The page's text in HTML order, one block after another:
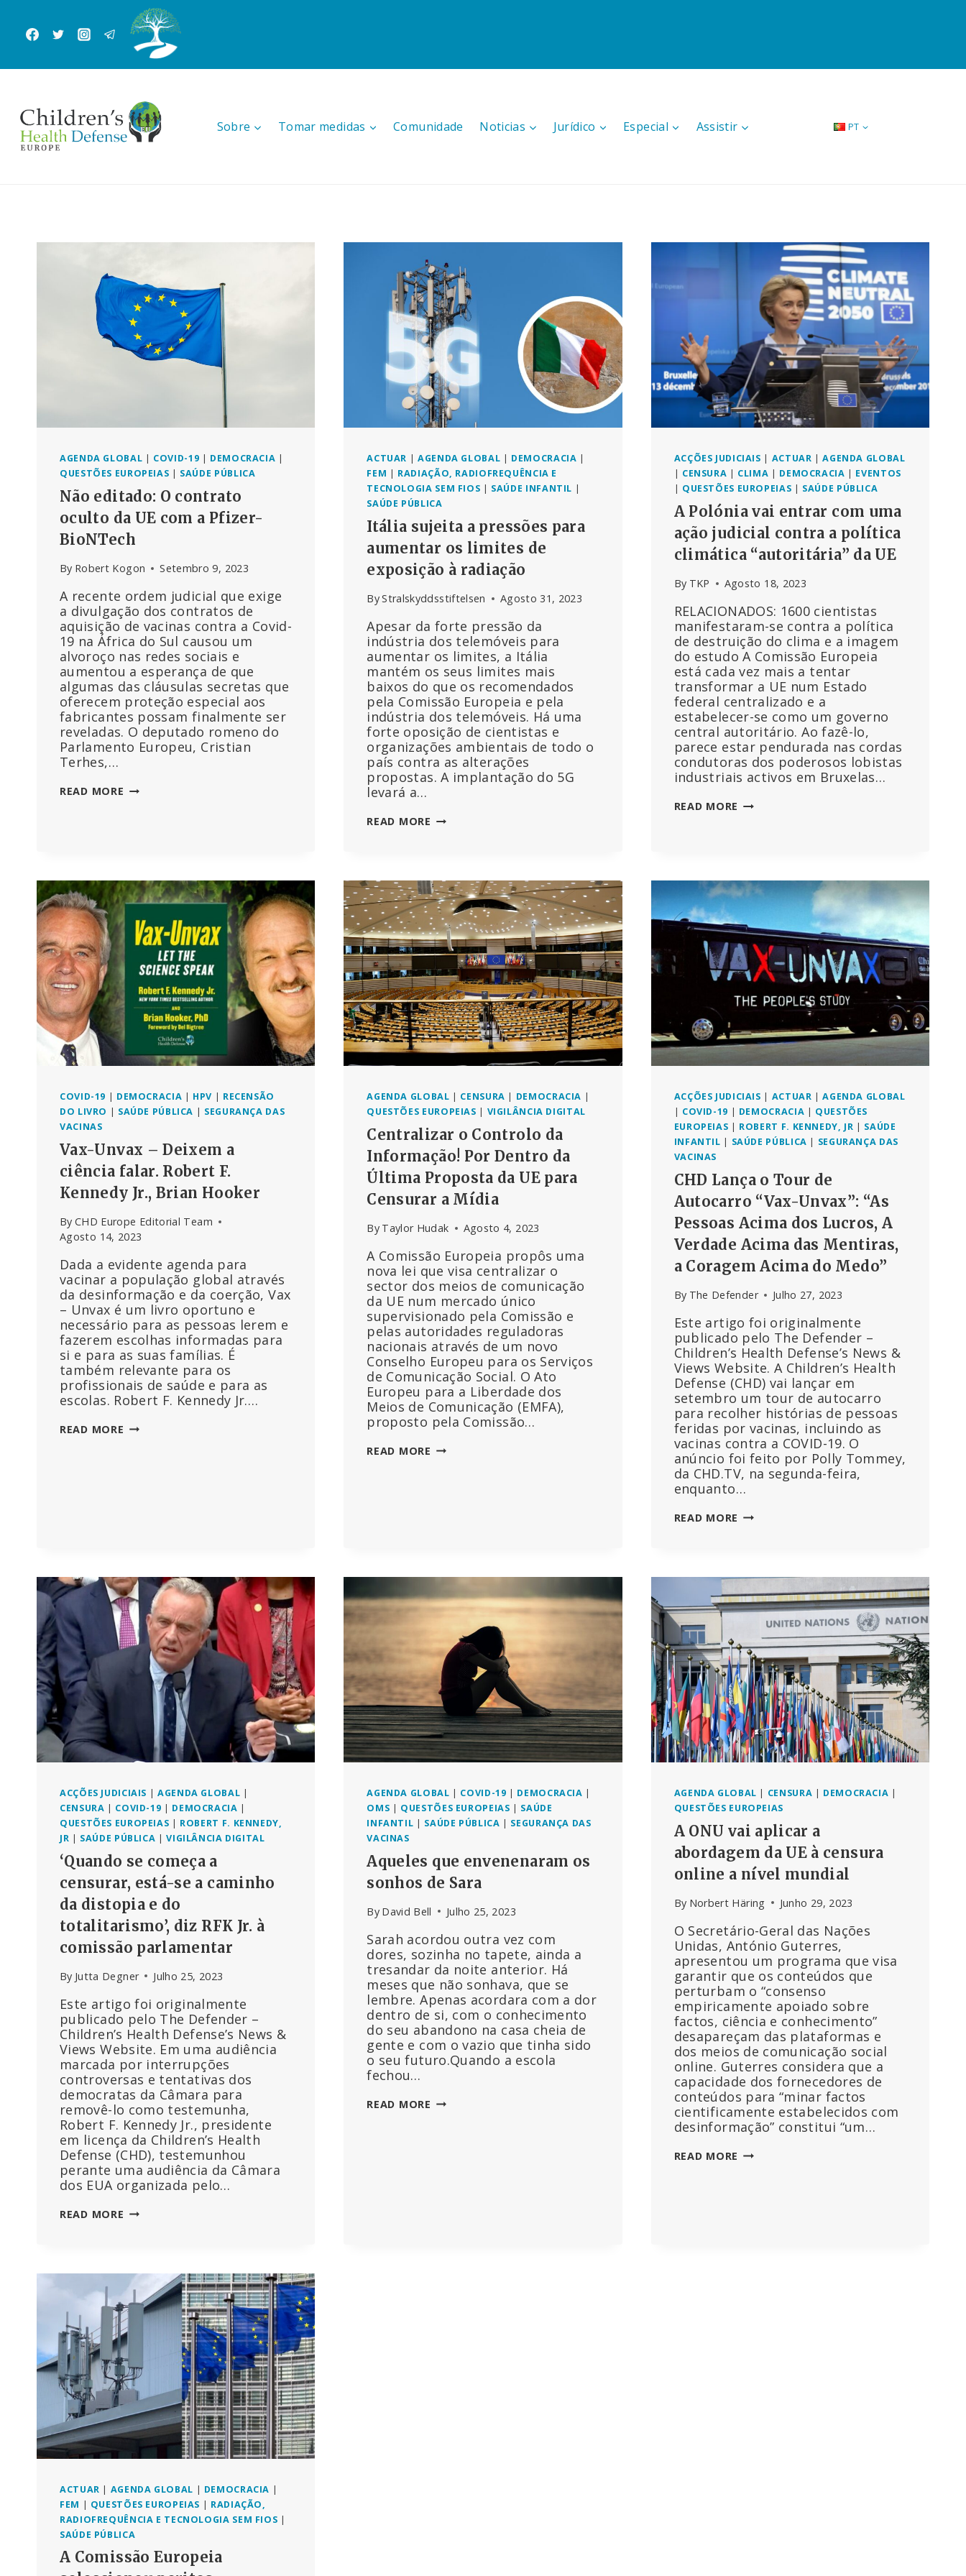
content
Sobre Tomar medidas Comunidade Noticias Jurídico Especial Assistir PT
AGENDA GLOBAL | COVID-19 | DEMOCRACIA |
QUESTÕES EUROPEIAS | SAÚDE PÚBLICA
Não editado: O contrato
oculto da UE com a Pfizer-
BioNTech
By Robert Kogon Setembro 9, 2023
A recente ordem judicial que exige
a divulgação dos contratos de
aquisição de vacinas contra a Covid-
19 na África do Sul causou um
alvoroço nas redes sociais e
aumentou a esperança de que
algumas das cláusulas secretas que
oferecem proteção especial aos
fabricantes possam finalmente ser
reveladas. O deputado romeno do
Parlamento Europeu, Cristian
Terhes,…
READ MORE NÃO
UE
COM
A
PFIZER-
BIONTECH
ACTUAR | AGENDA GLOBAL | DEMOCRACIA |
FEM | RADIAÇÃO, RADIOFREQUÊNCIA E
TECNOLOGIA SEM FIOS | SAÚDE INFANTIL |
SAÚDE PÚBLICA
Itália sujeita a pressões para
aumentar os limites de
exposição à radiação
ByStralskyddsstiftelsen Agosto 31, 2023
Apesar da forte pressão da
indústria dos telemóveis para
aumentar os limites, a Itália
mantém os seus limites mais
baixos do que os recomendados
pela Comissão Europeia e pela
indústria dos telemóveis. Há uma
forte oposição de cientistas e
organizações ambientais de todo o
país contra as alterações
propostas. A implantação do 5G
levará a…
READ MORE ITÁLIA
PARA
AUMENTAR
OS
LIMITES
DE
EXPOSIÇÃO
À
RADIAÇÃO
ACÇÕES JUDICIAIS | ACTUAR |AGENDA GLOBAL
| CENSURA | CLIMA | DEMOCRACIA | EVENTOS
| QUESTÕES EUROPEIAS | SAÚDE PÚBLICA
A Polónia vai entrar com uma
ação judicial contra a política
climática “autoritária” da UE
By TKP Agosto 18, 2023
RELACIONADOS: 1600 cientistas
manifestaram-se contra a política
de destruição do clima e a imagem
do estudo A Comissão Europeia
está cada vez mais a tentar
transformar a UE num Estado
federal centralizado e a
estabelecer-se como um governo
central autoritário. Ao fazê-lo,
parece estar pendurada nas cordas
condutoras dos poderosos lobistas
industriais activos em Bruxelas…
READ MORE A
UMA
AÇÃO
CONTRA
A
POLÍTICA
CLIMÁTICA
“AUTORITÁRIA”
DA
COVID-19 | DEMOCRACIA | HPV | RECENSÃO
DO LIVRO | SAÚDE PÚBLICA | SEGURANÇA DAS
VACINAS
Vax-Unvax – Deixem a
ciência falar. Robert F.
Kennedy Jr., Brian Hooker
By CHD Europe Editorial Team
Agosto 14, 2023
Dada a evidente agenda para
vacinar a população global através
da desinformação e da coerção, Vax
– Unvax é um livro oportuno e
necessário para as pessoas lerem e
fazerem escolhas informadas para
si e para as suas famílias. É
também relevante para os
profissionais de saúde e para as
escolas. Robert F. Kennedy Jr….
READ MORE VAX-
JR.,
BRIAN
HOOKER
AGENDA GLOBAL | CENSURA | DEMOCRACIA |
QUESTÕES EUROPEIAS | VIGILÂNCIA DIGITAL
Centralizar o Controlo da
Informação! Por Dentro da
Última Proposta da UE para
Censurar a Mídia
By Taylor Hudak Agosto 4, 2023
A Comissão Europeia propôs uma
nova lei que visa centralizar o
sector dos meios de comunicação
da UE num mercado único
supervisionado pela Comissão e
pelas autoridades reguladoras
nacionais através de um novo
Conselho Europeu para os Serviços
de Comunicação Social. O Ato
Europeu para a Liberdade dos
Meios de Comunicação (EMFA),
proposto pela Comissão…
READ MORE CENTRALIZAR
PROPOSTA
DA
UE
CENSURAR
A
MÍDIA
ACÇÕES JUDICIAIS | ACTUAR |AGENDA GLOBAL
| COVID-19 | DEMOCRACIA | QUESTÕES
EUROPEIAS | ROBERT F. KENNEDY, JR | SAÚDE
INFANTIL | SAÚDE PÚBLICA | SEGURANÇA DAS
VACINAS
CHD Lança o Tour de
Autocarro “Vax-Unvax”: “As
Pessoas Acima dos Lucros, A
Verdade Acima das Mentiras,
a Coragem Acima do Medo”
By The Defender Julho 27, 2023
Este artigo foi originalmente
publicado pelo The Defender –
Children’s Health Defense’s News &
Views Website. A Children’s Health
Defense (CHD) vai lançar em
setembro um tour de autocarro
para recolher histórias de pessoas
feridas por vacinas, incluindo as
vacinas contra a COVID-19. O
anúncio foi feito por Polly Tommey,
da CHD.TV, na segunda-feira,
enquanto…
READ MORE CHD
DE
AUTOCARRO
“VAX-
UNVAX”:
PESSOAS
ACIMA
DOS
LUCROS,
A
VERDADE
ACIMA
DAS
A
CORAGEM
DO
MEDO”
ACÇÕES JUDICIAIS | AGENDA GLOBAL |
CENSURA | COVID-19 | DEMOCRACIA |
QUESTÕES EUROPEIAS | ROBERT F. KENNEDY,
JR | SAÚDE PÚBLICA |VIGILÂNCIA DIGITAL
‘Quando se começa a
censurar, está-se a caminho
da distopia e do
totalitarismo’, diz RFK Jr. à
comissão parlamentar
By Jutta Degner Julho 25, 2023
Este artigo foi originalmente
publicado pelo The Defender –
Children’s Health Defense’s News &
Views Website. Em uma audiência
marcada por interrupções
controversas e tentativas dos
democratas da Câmara para
removê-lo como testemunha,
Robert F. Kennedy Jr., presidente
em licença da Children’s Health
Defense (CHD), testemunhou
perante uma audiência da Câmara
dos EUA organizada pelo…
READ MORE ‘QUANDO
CENSURAR,
ESTÁ-
SE
A
CAMINHO
DA
DISTOPIA
E
DO
TOTALITARISMO’,
DIZ
RFK
COMISSÃO
PARLAMENTAR
AGENDA GLOBAL | COVID-19 | DEMOCRACIA |
OMS | QUESTÕES EUROPEIAS | SAÚDE
INFANTIL | SAÚDE PÚBLICA | SEGURANÇA DAS
VACINAS
Aqueles que envenenaram os
sonhos de Sara
By David Bell Julho 25, 2023
Sarah acordou outra vez com
dores, sozinha no tapete, ainda a
tresandar da noite anterior. Há
meses que não sonhava, que se
lembre. Apenas acordara com a dor
dentro de si, com o conhecimento
do seu abandono na casa cheia de
gente e com o vazio que tinha sido
o seu futuro.Quando a escola
fechou…
READ MORE AQUELES
AGENDA GLOBAL | CENSURA | DEMOCRACIA |
QUESTÕES EUROPEIAS
A ONU vai aplicar a
abordagem da UE à censura
online a nível mundial
By Norbert Häring Junho 29, 2023
O Secretário-Geral das Nações
Unidas, António Guterres,
apresentou um programa que visa
garantir que os conteúdos que
perturbam o “consenso
empiricamente apoiado sobre
factos, ciência e conhecimento”
desapareçam das plataformas e
dos meios de comunicação social
online. Guterres considera que a
capacidade dos fornecedores de
conteúdos para “minar factos
cientificamente estabelecidos com
desinformação” constitui “um…
READ MORE A
ACTUAR | AGENDA GLOBAL | DEMOCRACIA |
FEM | QUESTÕES EUROPEIAS | RADIAÇÃO,
RADIOFREQUÊNCIA E TECNOLOGIA SEM FIOS |
SAÚDE PÚBLICA
A Comissão Europeia